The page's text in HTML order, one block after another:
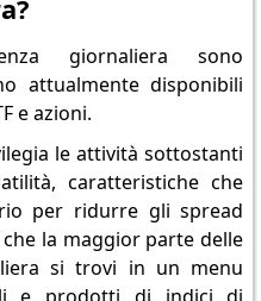
giornaliera sono
attualmente disponibili
e azioni.
le attività sottostanti
caratteristiche che
per ridurre gli spread
la maggior parte delle
si trovi in un menu